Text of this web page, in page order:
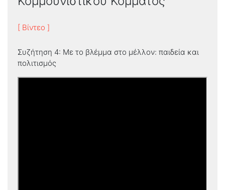
[ Βίντεο ]
Συζήτηση 4: Με το βλέμμα στο μέλλον: παιδεία και
πολιτισμός